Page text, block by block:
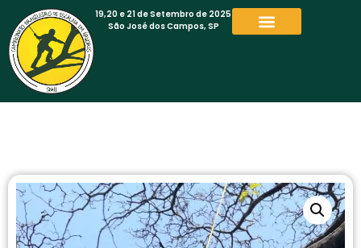
19,20 e 21 de Setembro de 2025
São José dos Campos, SP